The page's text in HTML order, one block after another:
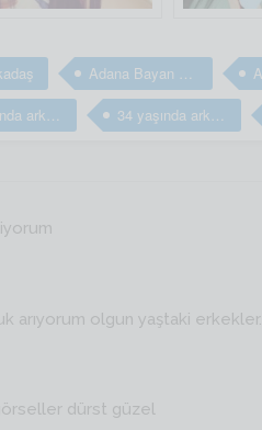
Adana Bayan arkadaş
34 yaşında arkadaş arıyorum 34 yaşında arkadaş arıyorum
olgun yaştaki erkekler...
dürst güzel